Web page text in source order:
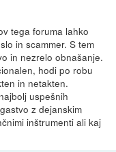
tega foruma lahko
in scammer. S tem
in nezrelo obnašanje.
hodi po robu
in netakten.
uspešnih
z dejanskim
inštrumenti ali kaj